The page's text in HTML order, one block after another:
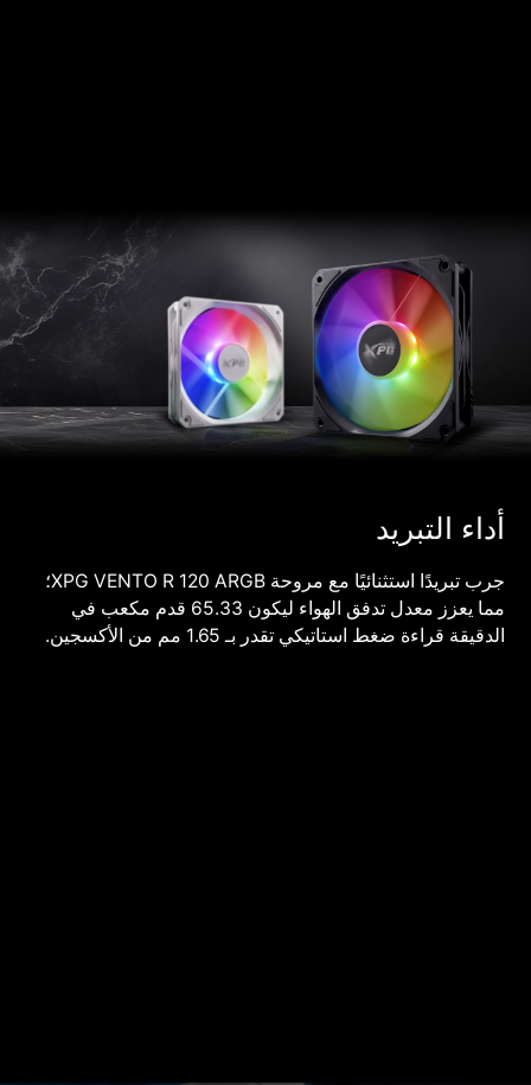
أداء التبريد
جرب تبريدًا استثنائيًا مع مروحة XPG VENTO R 120 ARGB؛
مما يعزز معدل تدفق الهواء ليكون 65.33 قدم مكعب في
الدقيقة قراءة ضغط استاتيكي تقدر بـ 1.65 مم من الأكسجين.